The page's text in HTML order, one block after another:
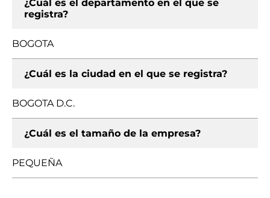
¿Cuál es el departamento en el que se
registra?
BOGOTA
¿Cuál es la ciudad en el que se registra?
BOGOTA D.C.
¿Cuál es el tamaño de la empresa?
PEQUEÑA